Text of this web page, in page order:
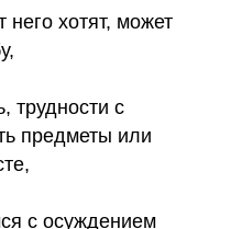
него хотят, может
трудности с
предметы или
с осуждением